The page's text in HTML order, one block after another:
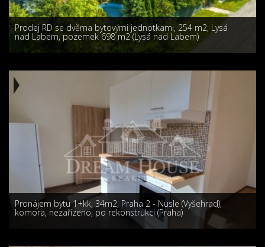
Prodej RD se dvěma bytovými jednotkami, 254 m2, Lysá
nad Labem, pozemek 698 m2 (Lysá nad Labem)
Pronájem bytu 1+kk, 34m2, Praha 2 - Nusle (Vyšehrad),
komora, nezařízeno, po rekonstrukci (Praha)